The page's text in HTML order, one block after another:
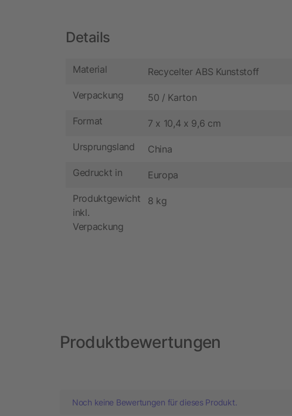
Details
Material Recycelter ABS Kunststoff
Verpackung 50 / Karton
Format 7 x 10,4 x 9,6 cm
Ursprungsland China
Gedruckt in Europa
Produktgewicht
inkl.
Verpackung
8 kg
Produktbewertungen
Noch keine Bewertungen für dieses Produkt.